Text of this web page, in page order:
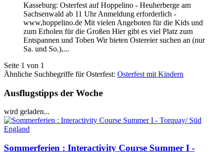
Kasseburg: Osterfest auf Hoppelino - Heuherberge am
Sachsenwald ab 11 Uhr Anmeldung erforderlich -
www,hoppelino.de Mit vielen Angeboten für die Kids und
zum Erholen für die Großen Hier gibt es viel Platz zum
Entspannen und Toben Wir bieten Ostereier suchen an (nur
Sa. und So.),...
Seite 1 von 1
Ähnliche Suchbegriffe für Osterfest: Osterfest mit Kindern
Ausflugstipps der Woche
wird geladen...
Sommerferien : Interactivity Course Summer I -